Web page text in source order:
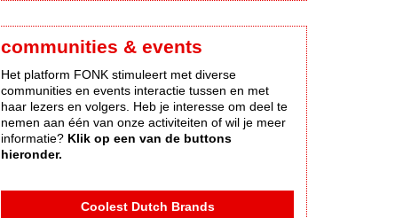
communities & events
Het platform FONK stimuleert met diverse
communities en events interactie tussen en met
haar lezers en volgers. Heb je interesse om deel te
nemen aan één van onze activiteiten of wil je meer
informatie? Klik op een van de buttons
hieronder.
Coolest Dutch Brands